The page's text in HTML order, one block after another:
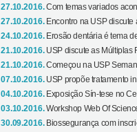
27.10.2016.Com temas variados
27.10.2016. Encontro na USP discute
24.10.2016. Erosão dentária é tema
21.10.2016. USP discute as Múltiplas
21.10.2016.Começou na USP
07.10.2016. USP propõe tratamento
04.10.2016. Exposição Sín-tese no
03.10.2016.Workshop Web Of
30.09.2016. Biossegurança com